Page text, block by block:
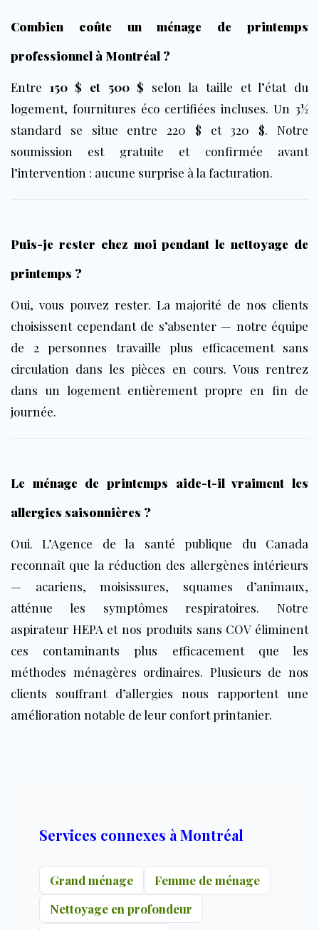
Combien coûte un ménage de printemps
professionnel à Montréal ?
Entre 150 $ et 500 $ selon la taille et l’état du
logement, fournitures éco certifiées incluses. Un 3½
standard se situe entre 220 $ et 320 $. Notre
soumission est gratuite et confirmée avant
l’intervention : aucune surprise à la facturation.
Puis-je rester chez moi pendant le nettoyage de
printemps ?
Oui, vous pouvez rester. La majorité de nos clients
choisissent cependant de s’absenter — notre équipe
de 2 personnes travaille plus efficacement sans
circulation dans les pièces en cours. Vous rentrez
dans un logement entièrement propre en fin de
journée.
Le ménage de printemps aide-t-il vraiment les
allergies saisonnières ?
Oui. L’Agence de la santé publique du Canada
reconnaît que la réduction des allergènes intérieurs
— acariens, moisissures, squames d’animaux,
atténue les symptômes respiratoires. Notre
aspirateur HEPA et nos produits sans COV éliminent
ces contaminants plus efficacement que les
méthodes ménagères ordinaires. Plusieurs de nos
clients souffrant d’allergies nous rapportent une
amélioration notable de leur confort printanier.
Services connexes à Montréal
Grand ménage
Femme de ménage
Nettoyage en profondeur